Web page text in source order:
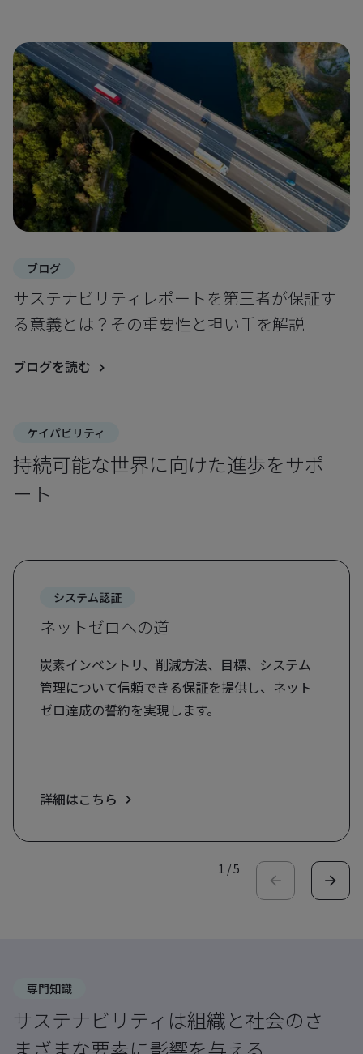
ブログ
サステナビリティレポートを第三者が保証す
る意義とは？その重要性と担い手を解説
ブログを読む
ケイパビリティ
持続可能な世界に向けた進歩をサポ
ート
システム認証
ネットゼロへの道
炭素インベントリ、削減方法、目標、システム
管理について信頼できる保証を提供し、ネット
ゼロ達成の誓約を実現します。
詳細はこちら
1 /5
専門知識
サステナビリティは組織と社会のさ